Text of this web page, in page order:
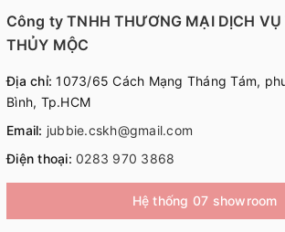
Công ty TNHH THƯƠNG MẠI DỊCH VỤ
THỦY MỘC
Địa chỉ: 1073/65 Cách Mạng Tháng Tám,
Bình, Tp.HCM
Email: jubbie.cskh@gmail.com
Điện thoại: 0283 970 3868
Hệ thống 07 showroom